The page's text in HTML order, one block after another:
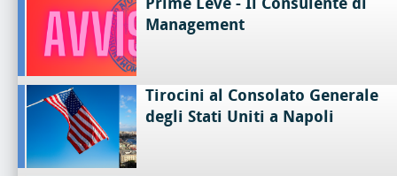
Management
Tirocini al Consolato Generale
degli Stati Uniti a Napoli